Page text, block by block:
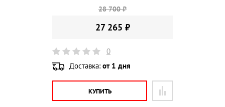
28 700 ₽
27 265 ₽
0
Доставка: от 1 дня
КУПИТЬ